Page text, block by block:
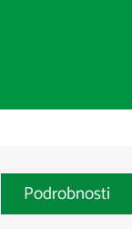
Podrobnosti